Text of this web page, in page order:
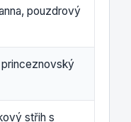
pouzdrový
střih s